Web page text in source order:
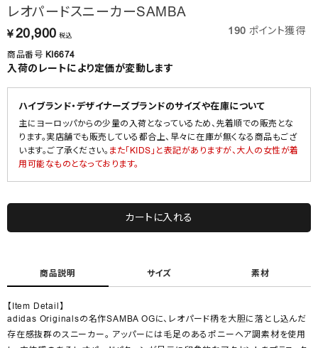
レオパードスニーカーSAMBA
¥ 20,900 税込 190 ポイント獲得
商品番号 KI6674
入荷のレートにより定価が変動します
ハイブランド・デザイナーズブランドのサイズや在庫について
主にヨーロッパからの少量の入荷となっているため、先着順での販売とな
ります。実店舗でも販売している都合上、早々に在庫が無くなる商品もござ
います。ご了承ください。 また「KIDS」と表記がありますが、大人の女性が着
用可能なものとなっております。
カートに入れる
商品説明 サイズ 素材
【Item Detail】
adidas Originalsの名作SAMBA OGに、レオパード柄を大胆に落とし込んだ
存在感抜群のスニーカー。 アッパーには毛足のあるポニーヘア調素材を使用